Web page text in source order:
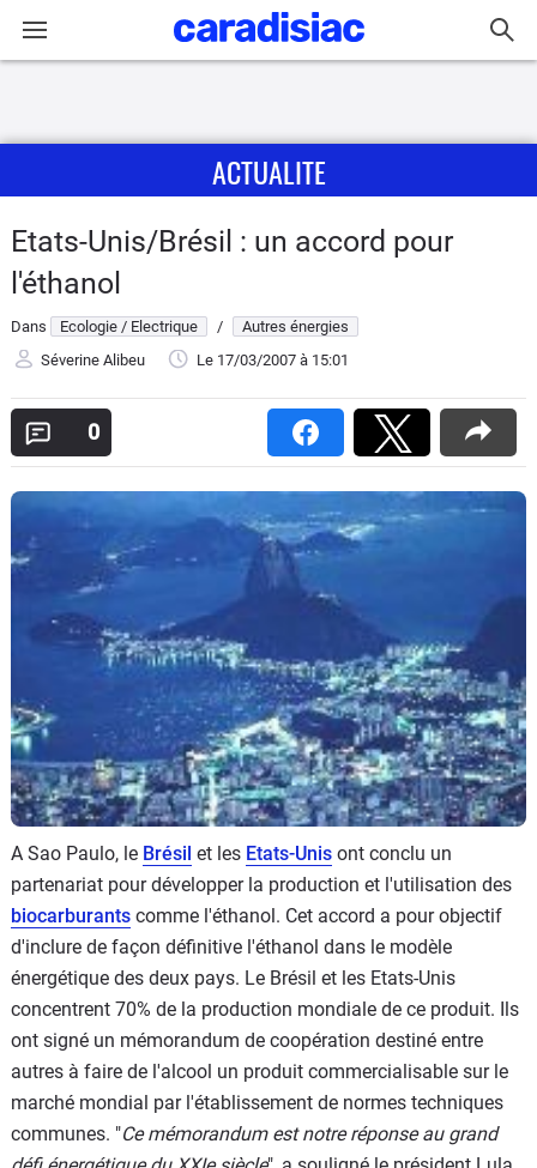
Actu
Essais
Guide
Electriques
Utilitaires
Flottes
Forum
Moto
Marques
ACTUALITE
Etats-Unis/Brésil : un accord pour
l'éthanol
Dans Ecologie / Electrique /
Autres énergies
Séverine Alibeu
Le 17/03/2007 à 15:01
0
A Sao Paulo, le Brésil et les Etats-Unis ont conclu un
partenariat pour développer la production et l'utilisation des
biocarburants comme l'éthanol. Cet accord a pour objectif
d'inclure de façon définitive l'éthanol dans le modèle
énergétique des deux pays. Le Brésil et les Etats-Unis
concentrent 70% de la production mondiale de ce produit. Ils
ont signé un mémorandum de coopération destiné entre
autres à faire de l'alcool un produit commercialisable sur le
marché mondial par l'établissement de normes techniques
communes. "Ce mémorandum est notre réponse au grand